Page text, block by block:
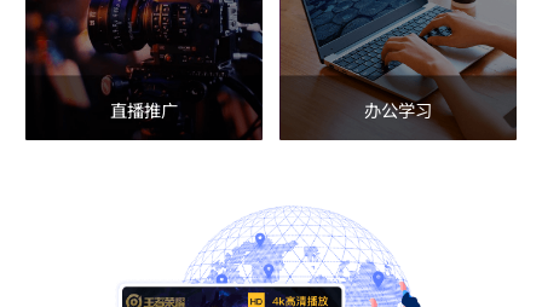
直播推广 办公学习